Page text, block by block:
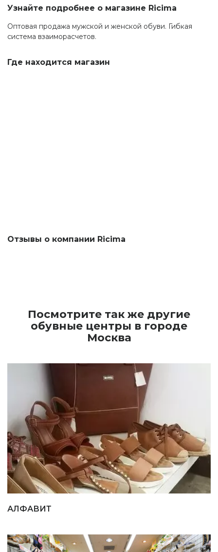
Узнайте подробнее о магазине Ricima
Оптовая продажа мужской и женской обуви. Гибкая
система взаиморасчетов.
Где находится магазин
Отзывы о компании Ricima
Посмотрите так же другие
обувные центры в городе
Москва
АЛФАВИТ